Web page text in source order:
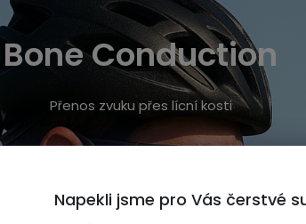
Napekli jsme pro Vás čerstvé
Bone Conduction
Přenos zvuku přes lícní kosti